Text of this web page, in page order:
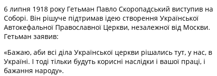
6 липня 1918 року Гетьман Павло Скоропадський виступив на
Соборі. Він рішуче підтримав ідею створення Української
Автокефальної Православної Церкви, незалежної від Москви.
Гетьман заявив:
«Бажаю, аби всі діла Української церкви рішались тут, у нас, в
Україні. І тоді тільки будуть корисні наслідки і вашої праці, і
бажання народу».